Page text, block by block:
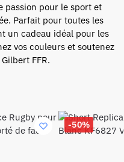
passion pour le sport et
Parfait pour toutes les
un cadeau idéal pour les
vos couleurs et soutenez
FFR.
-50%